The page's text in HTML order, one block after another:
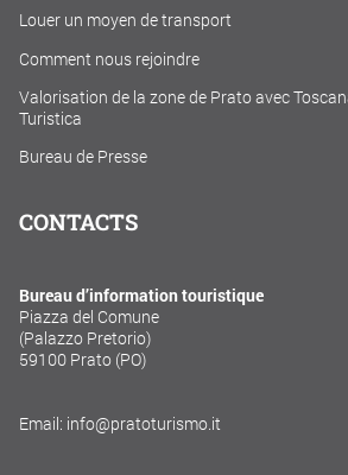
Louer un moyen de transport
Comment nous rejoindre
Valorisation de la zone de Prato avec
Turistica
Bureau de Presse
CONTACTS
Bureau d’information touristique
Piazza del Comune
(Palazzo Pretorio)
59100 Prato (PO)
Email: info@pratoturismo.it